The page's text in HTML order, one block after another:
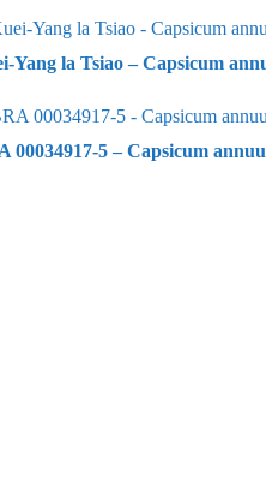
Yang la Tsiao – Capsicum
00034917-5 – Capsicum